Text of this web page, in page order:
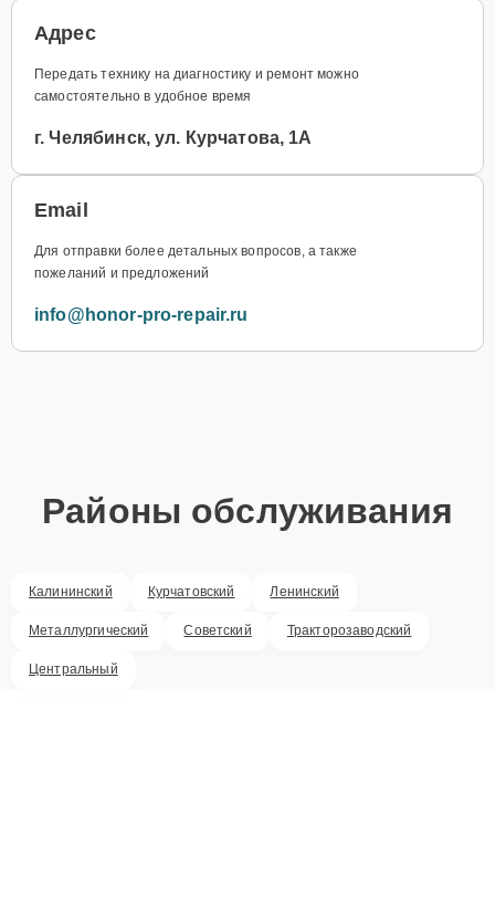
Адрес
Передать технику на диагностику и ремонт можно
самостоятельно в удобное время
г. Челябинск, ул. Курчатова, 1А
Email
Для отправки более детальных вопросов, а также
пожеланий и предложений
info@honor-pro-repair.ru
Районы обслуживания
Калининский Курчатовский Ленинский
Металлургический Советский Тракторозаводский
Центральный